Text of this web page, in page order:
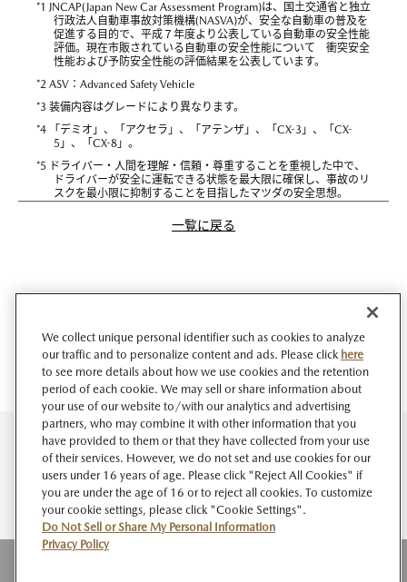
*1 JNCAP(Japan New Car Assessment Program)は、国土交通省と独立
行政法人自動車事故対策機構(NASVA)が、安全な自動車の普及を
促進する目的で、平成７年度より公表している自動車の安全性能
評価。現在市販されている自動車の安全性能について 衝突安全
性能および予防安全性能の評価結果を公表しています。
*2 ASV：Advanced Safety Vehicle
*3 装備内容はグレードにより異なります。
*4 「デミオ」、「アクセラ」、「アテンザ」、「CX-3」、「CX-
5」、「CX-8」。
*5 ドライバー・人間を理解・信頼・尊重することを重視した中で、
ドライバーが安全に運転できる状態を最大限に確保し、事故のリ
スクを最小限に抑制することを目指したマツダの安全思想。
一覧に戻る
We collect unique personal identifier such as cookies to analyze
our traffic and to personalize content and ads. Please click here
to see more details about how we use cookies and the retention
period of each cookie. We may sell or share information about
your use of our website to/with our analytics and advertising
partners, who may combine it with other information that you
have provided to them or that they have collected from your use
of their services. However, we do not set and use cookies for our
users under 16 years of age. Please click "Reject All Cookies" if
you are under the age of 16 or to reject all cookies. To customize
your cookie settings, please click "Cookie Settings".
Do Not Sell or Share My Personal Information
Privacy Policy